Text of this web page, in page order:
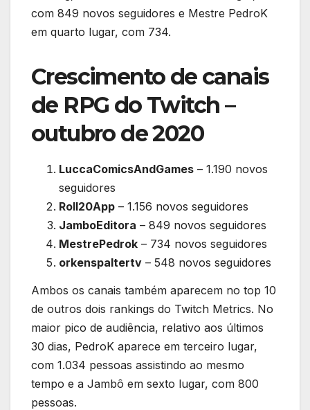
com 849 novos seguidores e Mestre PedroK
em quarto lugar, com 734.
Crescimento de canais
de RPG do Twitch –
outubro de 2020
LuccaComicsAndGames – 1.190 novos
seguidores
Roll20App – 1.156 novos seguidores
JamboEditora – 849 novos seguidores
MestrePedrok – 734 novos seguidores
orkenspaltertv – 548 novos seguidores
Ambos os canais também aparecem no top 10
de outros dois rankings do Twitch Metrics. No
maior pico de audiência, relativo aos últimos
30 dias, PedroK aparece em terceiro lugar,
com 1.034 pessoas assistindo ao mesmo
tempo e a Jambô em sexto lugar, com 800
pessoas.